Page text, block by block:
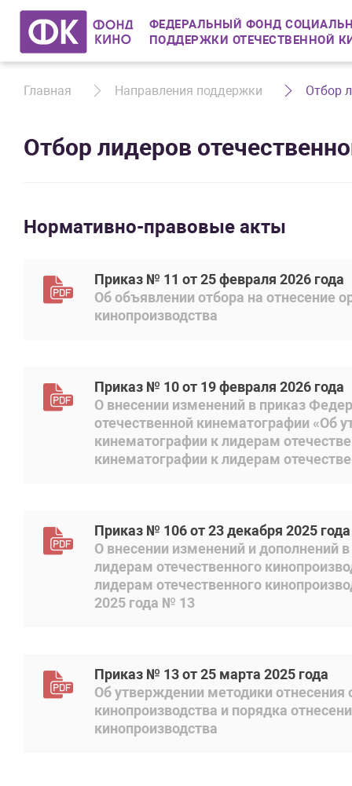
ФЕДЕРАЛЬНЫЙ ФОНД
ПОДДЕРЖКИ ОТЕЧЕСТВЕННОЙ
Главная Направления поддержки Отбор
Отбор лидеров
Нормативно-правовые акты
Приказ № 11 от 25 февраля 2026 года
Об объявлении отбора на отнесение
кинопроизводства
Приказ № 10 от 19 февраля 2026 года
О внесении изменений в приказ
отечественной кинематографии «Об
кинематографии к лидерам
кинематографии к лидерам
Приказ № 106 от 23 декабря 2025 года
О внесении изменений и дополнений
лидерам отечественного
лидерам отечественного
2025 года № 13
Приказ № 13 от 25 марта 2025 года
Об утверждении методики отнесения
кинопроизводства и порядка
кинопроизводства